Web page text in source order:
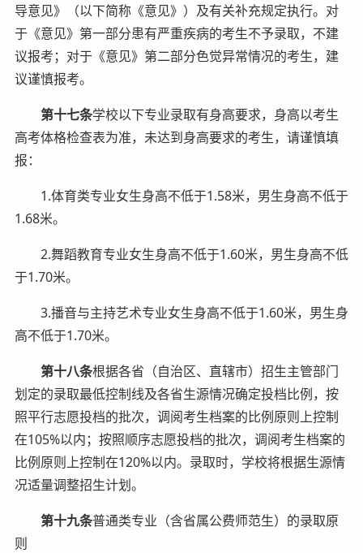
导意见》（以下简称《意见》）及有关补充规定执行。对
于《意见》第一部分患有严重疾病的考生不予录取，不建
议报考；对于《意见》第二部分色觉异常情况的考生，建
议谨慎报考。
第十七条学校以下专业录取有身高要求，身高以考生
高考体格检查表为准，未达到身高要求的考生，请谨慎填
报：
1.体育类专业女生身高不低于1.58米，男生身高不低于
1.68米。
2.舞蹈教育专业女生身高不低于1.60米，男生身高不低
于1.70米。
3.播音与主持艺术专业女生身高不低于1.60米，男生身
高不低于1.70米。
第十八条根据各省（自治区、直辖市）招生主管部门
划定的录取最低控制线及各省生源情况确定投档比例，按
照平行志愿投档的批次，调阅考生档案的比例原则上控制
在105%以内；按照顺序志愿投档的批次，调阅考生档案的
比例原则上控制在120%以内。录取时，学校将根据生源情
况适量调整招生计划。
第十九条普通类专业（含省属公费师范生）的录取原
则